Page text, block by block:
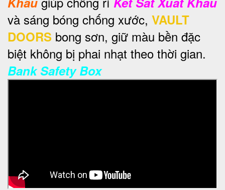
và sáng bóng chống xước, VAULT
DOORS bong sơn, giữ màu bền đặc
biệt không bị phai nhạt theo thời gian.
Bank Safety Box